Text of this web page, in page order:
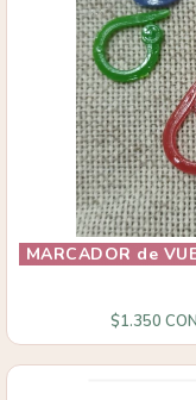
MARCADOR de
$1.350 CON